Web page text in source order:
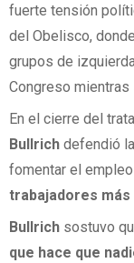
fuerte tensión
del Obelisco,
grupos de
Congreso mientras
En el cierre del
Bullrich defendió
fomentar el
trabajadores más
Bullrich sostuvo
que hace que